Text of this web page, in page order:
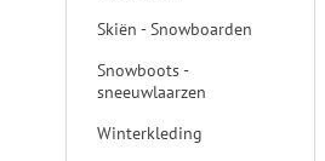
Skiën - Snowboarden
Snowboots -
sneeuwlaarzen
Winterkleding